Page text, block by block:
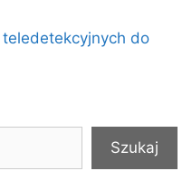
do
Szukaj